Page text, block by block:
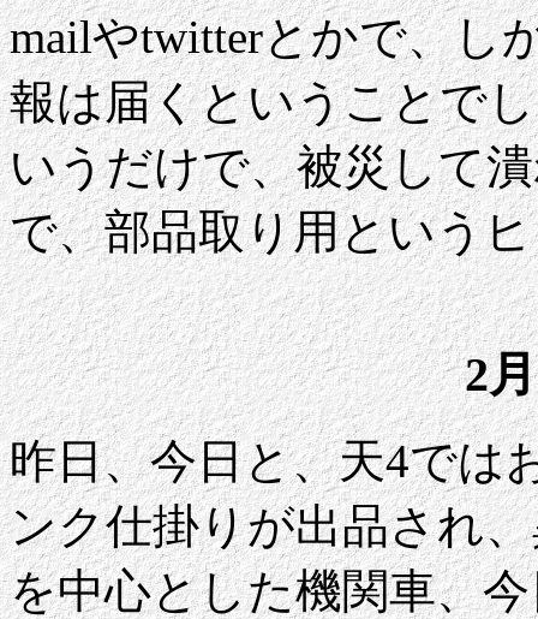
mailやtwitterとかで、し
報は届くということで
いうだけで、被災して
で、部品取り用という
2
昨日、今日と、天4では
ンク仕掛りが出品され
を中心とした機関車、